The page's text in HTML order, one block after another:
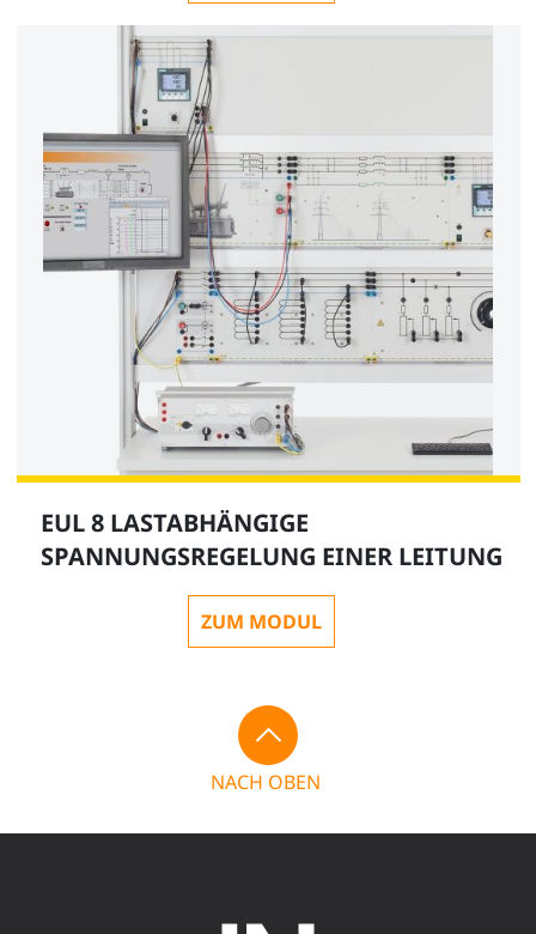
EUL 8 LASTABHÄNGIGE
SPANNUNGSREGELUNG EINER LEITUNG
ZUM MODUL
NACH OBEN